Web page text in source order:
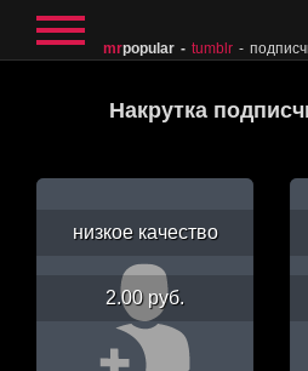
mrpopular tumblr
Накрутка
низкое качество
2.00 руб.